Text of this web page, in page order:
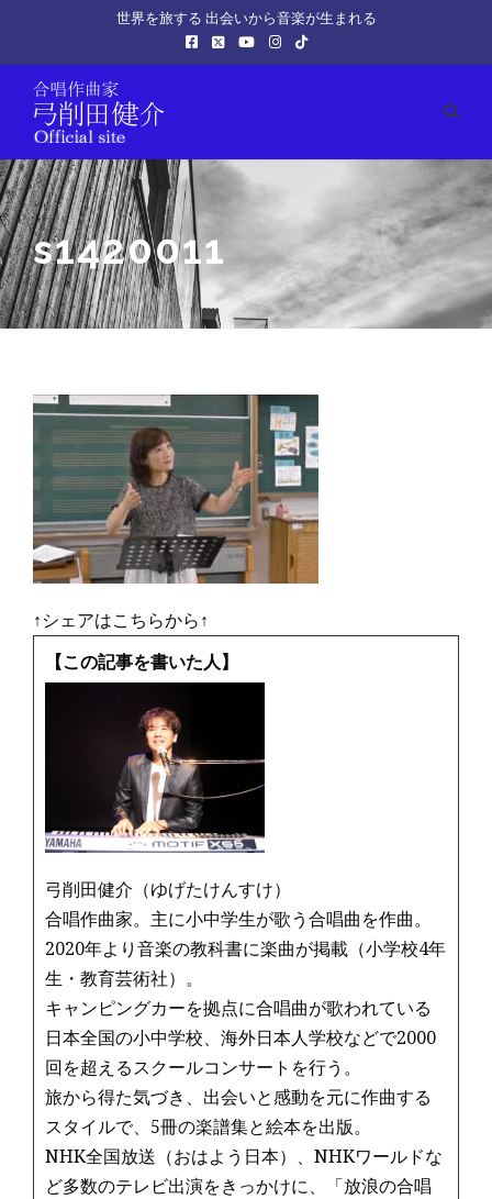
世界を旅する 出会いから音楽が生まれる
s1420011
↑シェアはこちらから↑
【この記事を書いた人】
弓削田健介（ゆげたけんすけ）
合唱作曲家。主に小中学生が歌う合唱曲を作曲。
2020年より音楽の教科書に楽曲が掲載（小学校4年
生・教育芸術社）。
キャンピングカーを拠点に合唱曲が歌われている
日本全国の小中学校、海外日本人学校などで2000
回を超えるスクールコンサートを行う。
旅から得た気づき、出会いと感動を元に作曲する
スタイルで、5冊の楽譜集と絵本を出版。
NHK全国放送（おはよう日本）、NHKワールドな
ど多数のテレビ出演をきっかけに、「放浪の合唱